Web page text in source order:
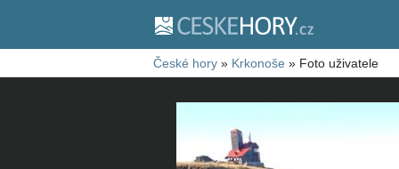
České hory » Krkonoše » Foto uživatele